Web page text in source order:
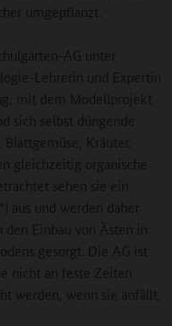
umgepflanzt.
AG unter
Lehrerin und Expertin
mit dem Modellprojekt
sich selbst düngende
Kräuter,
gleichzeitig organische
sehen sie ein
aus und werden daher
den Einbau von Ästen in
gesorgt. Die AG ist
nicht an feste Zeiten
werden, wenn sie anfällt,